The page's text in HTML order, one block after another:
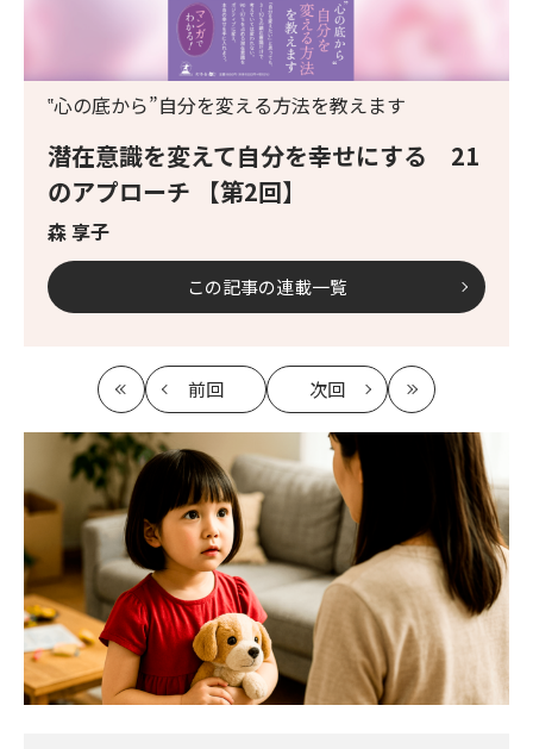
潜在意識を変えて自分を幸せにする 21
のアプローチ 【第2回】
森 享子
‟心の底から”自分を変える方法を教えます
この記事の連載一覧
最
初
前回
記
事
へ
次回
記
事
へ
最
新